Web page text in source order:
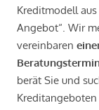
Kreditmodell
Angebot“. Wir
vereinbaren
berät Sie und
Kreditangeboten